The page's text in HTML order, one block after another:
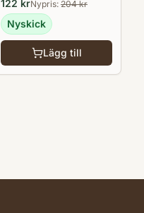
122 krNypris: 204kr
Nyskick
Lägg till